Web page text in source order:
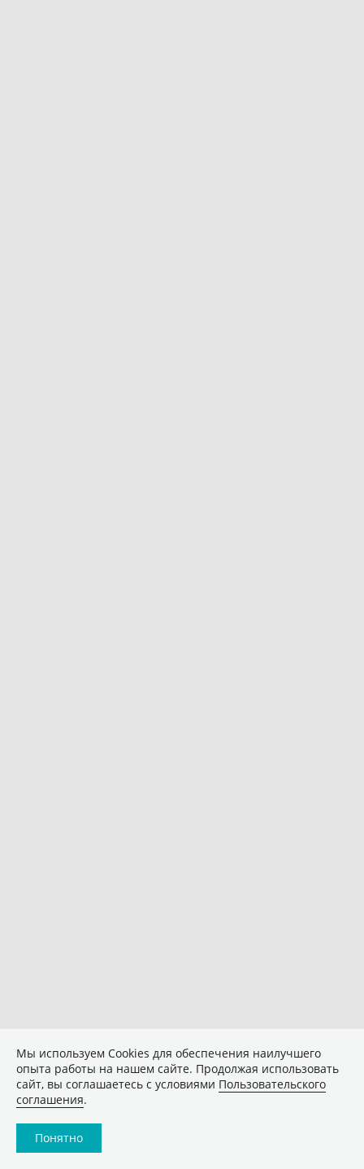
Мы используем Сookies для обеспечения наилучшего
опыта работы на нашем сайте. Продолжая использовать
сайт, вы соглашаетесь с условиями Пользовательского
соглашения.
Понятно